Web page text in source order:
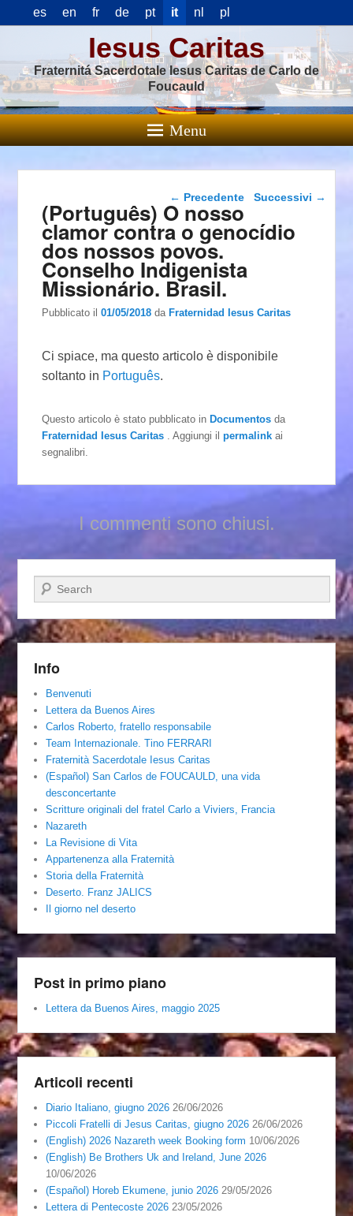
es en fr de pt it nl pl
Iesus Caritas
Fraternitá Sacerdotale Iesus Caritas de Carlo de
Foucauld
Menu
Navigazione articolo
← Precedente Successivi →
(Português) O nosso
clamor contra o genocídio
dos nossos povos.
Conselho Indigenista
Missionário. Brasil.
Pubblicato il01/05/2018 daFraternidad Iesus Caritas
Ci spiace, ma questo articolo è disponibile
soltanto in Português.
Questo articolo è stato pubblicato inDocumentos da
Fraternidad Iesus Caritas
. Aggiungi ilpermalink ai
segnalibri.
I commenti sono chiusi.
Cerca
Info
Benvenuti
Lettera da Buenos Aires
Carlos Roberto, fratello responsabile
Team Internazionale. Tino FERRARI
Fraternità Sacerdotale Iesus Caritas
(Español) San Carlos de FOUCAULD, una vida
desconcertante
Scritture originali del fratel Carlo a Viviers, Francia
Nazareth
La Revisione di Vita
Appartenenza alla Fraternità
Storia della Fraternità
Deserto. Franz JALICS
Il giorno nel deserto
Post in primo piano
Lettera da Buenos Aires, maggio 2025
Articoli recenti
Diario Italiano, giugno 2026 26/06/2026
Piccoli Fratelli di Jesus Caritas, giugno 2026 26/06/2026
(English) 2026 Nazareth week Booking form 10/06/2026
(English) Be Brothers Uk and Ireland, June 2026
10/06/2026
(Español) Horeb Ekumene, junio 2026 29/05/2026
Lettera di Pentecoste 2026 23/05/2026